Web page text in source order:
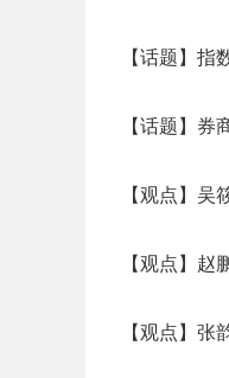
【话题】指
【话题】券
【观点】吴
【观点】赵
【观点】张